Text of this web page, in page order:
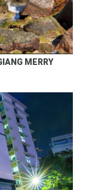
MERRY